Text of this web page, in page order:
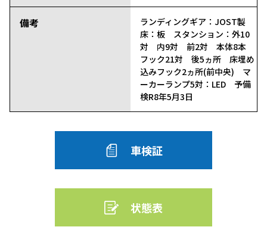
備考
ランディングギア：JOST製
床：板 スタンション：外10
対 内9対 前2対 本体8本
フック21対 後5ヵ所 床埋め
込みフック2ヵ所(前中央) マ
ーカーランプ5対：LED 予備
検R8年5月3日
車検証
状態表